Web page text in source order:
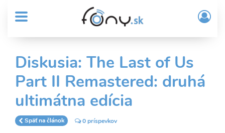
obsah
MENU
Sub
Header
menu
User
account
menu
/
Diskusia: The Last of Us
Part II Remastered: druhá
ultimátna edícia
Späť na článok 0 príspevkov